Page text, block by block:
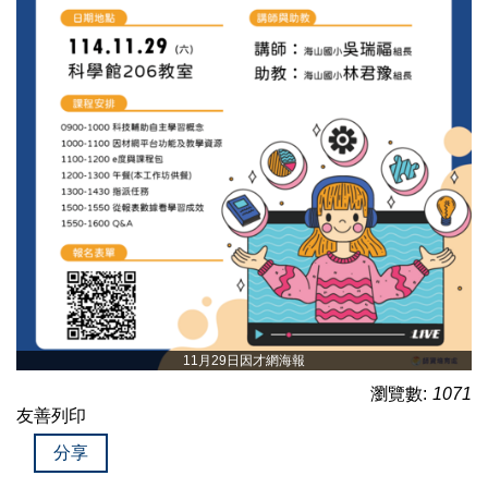
11月29日因才網海報
瀏覽數: 1071
友善列印
分享